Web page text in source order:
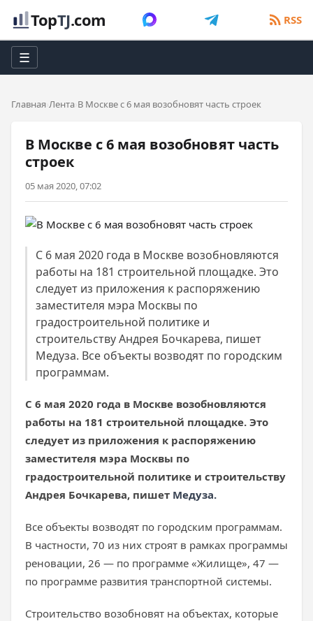
TopTJ.com RSS
☰
Главная Лента В Москве с 6 мая возобновят часть строек
В Москве с 6 мая возобновят часть
строек
05 мая 2020, 07:02
С 6 мая 2020 года в Москве возобновляются
работы на 181 строительной площадке. Это
следует из приложения к распоряжению
заместителя мэра Москвы по
градостроительной политике и
строительству Андрея Бочкарева, пишет
Медуза. Все объекты возводят по городским
программам.
С 6 мая 2020 года в Москве возобновляются
работы на 181 строительной площадке. Это
следует из приложения к распоряжению
заместителя мэра Москвы по
градостроительной политике и строительству
Андрея Бочкарева, пишет Медуза.
Все объекты возводят по городским программам.
В частности, 70 из них строят в рамках программы
реновации, 26 — по программе «Жилище», 47 —
по программе развития транспортной системы.
Строительство возобновят на объектах, которые